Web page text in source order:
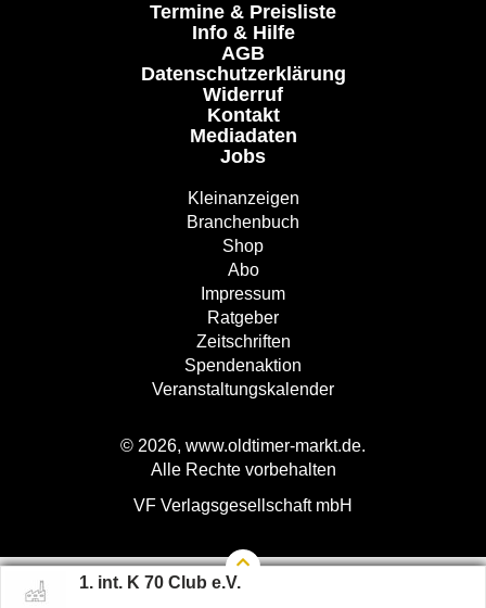
1. int. K 70 Club e.V.
Termine & Preisliste
Info & Hilfe
AGB
Datenschutzerklärung
Widerruf
Kontakt
Mediadaten
Jobs
Kleinanzeigen
Branchenbuch
Shop
Abo
Impressum
Ratgeber
Zeitschriften
Spendenaktion
Veranstaltungskalender
© 2026, www.oldtimer-markt.de.
Alle Rechte vorbehalten
VF Verlagsgesellschaft mbH